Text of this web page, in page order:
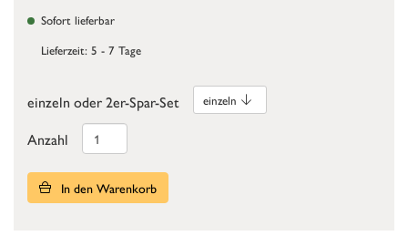
Sofort lieferbar
Lieferzeit: 5 - 7 Tage
einzeln oder 2er-Spar-Set einzeln
Anzahl
In den Warenkorb